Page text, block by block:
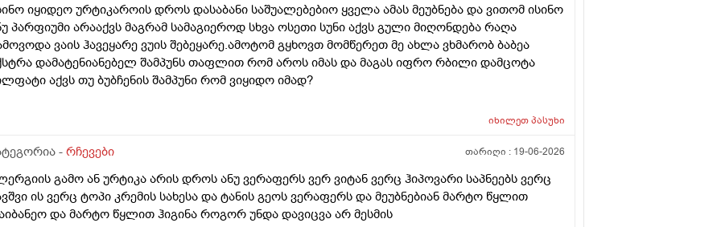
იყიდეო ურტიკაროის დროს დასაბანი საშუალებებიო ყველა ამას მეუბნება და ვითომ ისინო
პარფიუმი არააქვს მაგრამ სამაგიეროდ სხვა ოსეთი სუნი აქვს გული მიღონდება რაღა
ვაის ჰავეყარე ვუის შებეყარე.ამოტომ გყხოვთ მომწერეთ მე ახლა ვხმარობ ბაბეა
დამატენიანებელ შამპუნს თაფლით რომ აროს იმას და მაგას იფრო რბილი დამცოტა
აქვს თუ ბუბჩენის შამპუნი რომ ვიყიდო იმად?
იხილეთპასუხი
- რჩევები თარიღი : 19-06-2026
გამო ან ურტიკა არის დროს ანუ ვერაფერს ვერ ვიტან ვერც ჰიპოვარი საპნეებს ვერც
ის ვერც ტოპი კრემის სახესა და ტანის გეოს ვერაფერს და მეუბნებიან მარტო წყლით
და მარტო წყლით ჰიგინა როგორ უნდა დავიცვა არ მესმის